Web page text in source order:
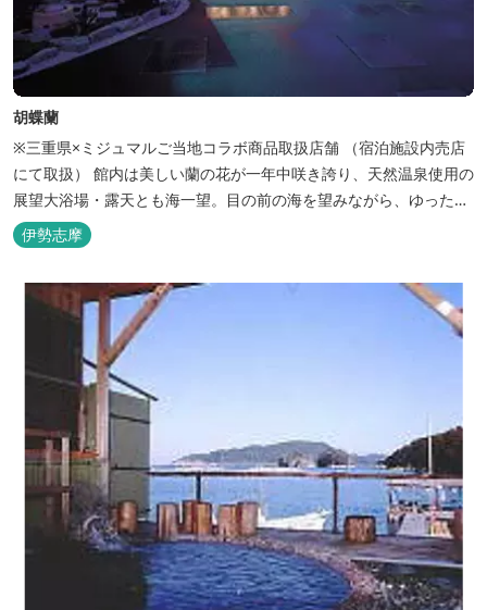
胡蝶蘭
※三重県×ミジュマルご当地コラボ商品取扱店舗 （宿泊施設内売店
にて取扱） 館内は美しい蘭の花が一年中咲き誇り、天然温泉使用の
展望大浴場・露天とも海一望。目の前の海を望みながら、ゆったり
とした時間をお過ごし下さい。
伊勢志摩